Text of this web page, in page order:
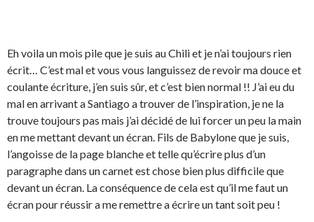
Eh voila un mois pile que je suis au Chili et je n’ai toujours rien
écrit… C’est mal et vous vous languissez de revoir ma douce et
coulante écriture, j’en suis sûr, et c’est bien normal !! J’ai eu du
mal en arrivant a Santiago a trouver de l’inspiration, je ne la
trouve toujours pas mais j’ai décidé de lui forcer un peu la main
en me mettant devant un écran. Fils de Babylone que je suis,
l’angoisse de la page blanche et telle qu’écrire plus d’un
paragraphe dans un carnet est chose bien plus difficile que
devant un écran. La conséquence de cela est qu’il me faut un
écran pour réussir a me remettre a écrire un tant soit peu !